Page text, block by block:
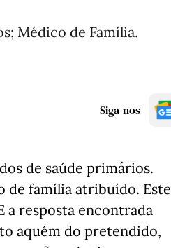
Médico de Família.
Siga-nos
de saúde primários.
de família atribuído. Este
a resposta encontrada
aquém do pretendido,